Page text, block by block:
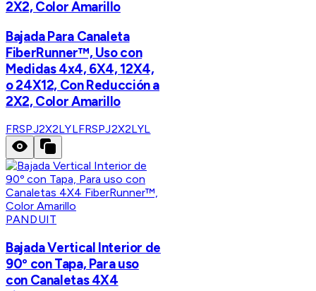
2X2, Color Amarillo
Bajada Para Canaleta
FiberRunner™, Uso con
Medidas 4x4, 6X4, 12X4,
o 24X12, Con Reducción a
2X2, Color Amarillo
FRSPJ2X2LYLFRSPJ2X2LYL
PANDUIT
Bajada Vertical Interior de
90º con Tapa, Para uso
con Canaletas 4X4